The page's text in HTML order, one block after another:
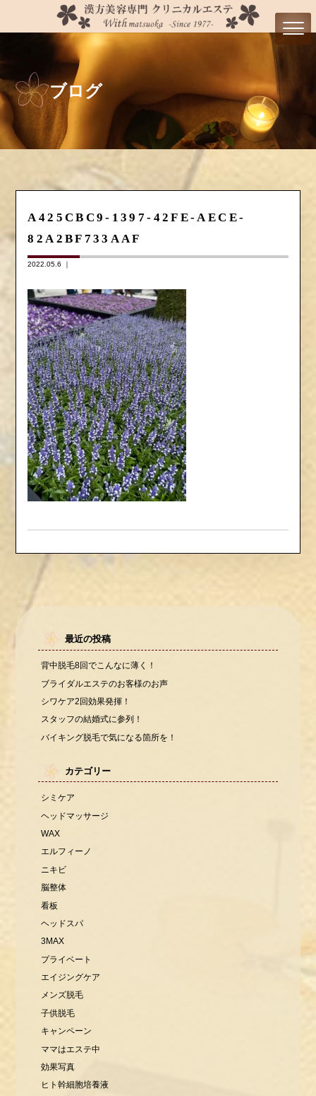
ブログ
A425CBC9-1397-42FE-AECE-
82A2BF733AAF
2022.05.6 ｜
最近の投稿
背中脱毛8回でこんなに薄く！
ブライダルエステのお客様のお声
シワケア2回効果発揮！
スタッフの結婚式に参列！
バイキング脱毛で気になる箇所を！
カテゴリー
シミケア
ヘッドマッサージ
WAX
エルフィーノ
ニキビ
脳整体
看板
ヘッドスパ
3MAX
プライベート
エイジングケア
メンズ脱毛
子供脱毛
キャンペーン
ママはエステ中
効果写真
ヒト幹細胞培養液